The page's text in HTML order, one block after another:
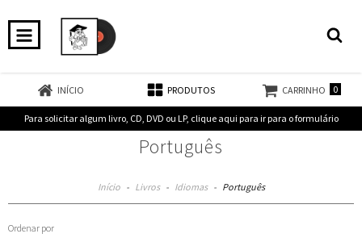
INÍCIO PRODUTOS CARRINHO 0
Para solicitar algum livro, CD, DVD ou LP, clique aqui para ir para o formulário
Português
Início - Livros - Idiomas - Português
Ordenar por